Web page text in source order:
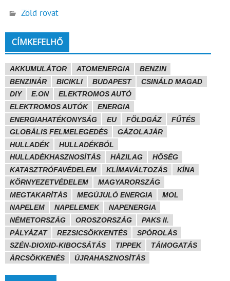
Zöld rovat
CÍMKEFELHŐ
AKKUMULÁTOR ATOMENERGIA
BENZIN
BENZINÁR
BICIKLI BUDAPEST
CSINÁLD MAGAD
DIY
E.ON
ELEKTROMOS AUTÓ
ELEKTROMOS AUTÓK
ENERGIA
ENERGIAHATÉKONYSÁG
EU FÖLDGÁZ
FŰTÉS
GLOBÁLIS FELMELEGEDÉS
GÁZOLAJÁR
HULLADÉK
HULLADÉKBÓL
HULLADÉKHASZNOSÍTÁS
HÁZILAG
HŐSÉG
KATASZTRÓFAVÉDELEM
KLÍMAVÁLTOZÁS
KÍNA
KÖRNYEZETVÉDELEM
MAGYARORSZÁG
MEGTAKARÍTÁS
MEGÚJULÓ ENERGIA
MOL
NAPELEM
NAPELEMEK
NAPENERGIA
NÉMETORSZÁG
OROSZORSZÁG
PAKS II.
PÁLYÁZAT
REZSICSÖKKENTÉS
SPÓROLÁS
SZÉN-DIOXID-KIBOCSÁTÁS
TIPPEK
TÁMOGATÁS
ÁRCSÖKKENÉS
ÚJRAHASZNOSÍTÁS